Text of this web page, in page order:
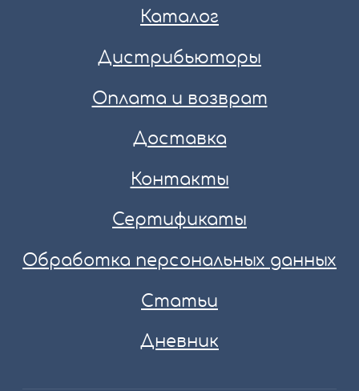
Каталог
Дистрибьюторы
Оплата и возврат
Доставка
Контакты
Сертификаты
Обработка персональных данных
Статьи
Дневник